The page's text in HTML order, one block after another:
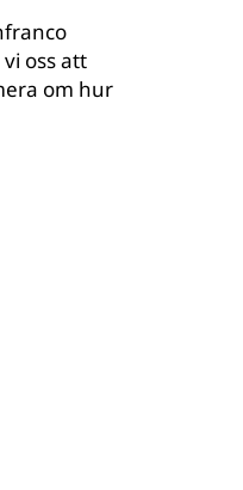
oss att
om hur